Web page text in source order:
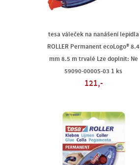
tesa váleček na nanášení lepidla
ROLLER Permanent ecoLogo® 8.4
mm 8.5 m trvalé Lze doplnit: Ne
59090-00005-03 1 ks
121,-